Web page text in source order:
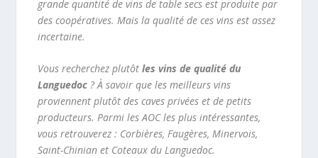
grande quantité de vins de table secs est produite par
des coopératives. Mais la qualité de ces vins est assez
incertaine.
Vous recherchez plutôtles vins de qualité du
Languedoc ? À savoir que les meilleurs vins
proviennent plutôt des caves privées et de petits
producteurs. Parmi les AOC les plus intéressantes,
vous retrouverez : Corbières, Faugères, Minervois,
Saint-Chinian et Coteaux du Languedoc.